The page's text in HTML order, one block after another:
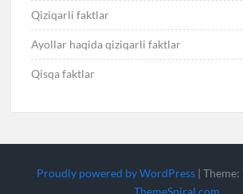
Qiziqarli faktlar
Ayollar haqida qiziqarli faktlar
Qisqa faktlar
Proudly powered by WordPress | Theme:
ThemeSpiral.com